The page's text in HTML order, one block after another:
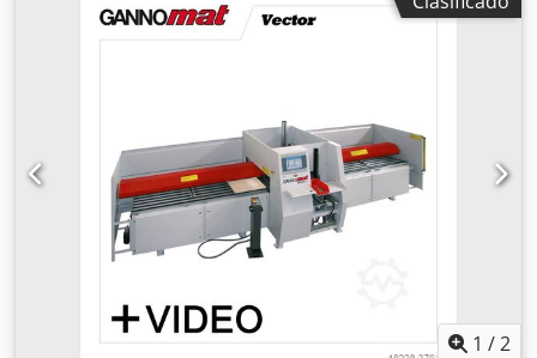
durabilidad y facilidad de uso son las características
distintivas de nuestras máquinas automáticas de
capacidad. • Flexibilidad gracias al control CNC. • Unidades
de taladrado masivas y robustas de GANNOMAT. • Matriz
de inserción de acero para una larga vida útil. • Taladrado
de madera maciza con motor estándar de 1,5 kW. Crjdodx
A U Hjpfx An Eef • Control de seguridad con detector de
metales (opcional).
1 /2